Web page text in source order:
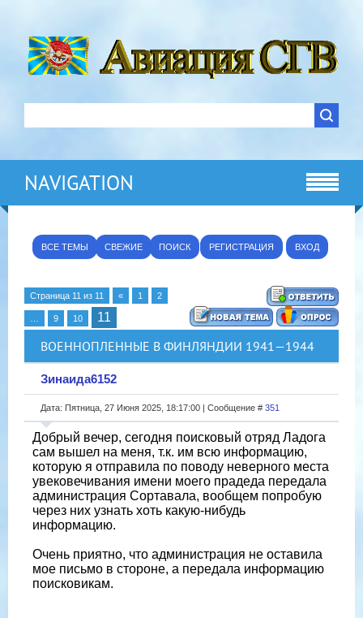
NAVIGATION
ВСЕ ТЕМЫ СВЕЖИЕ ПОИСК РЕГИСТРАЦИЯ ВХОД
Страница 11 из 11 « 1 2
9 10 11
ВОЕННОПЛЕННЫЕ В ФИНЛЯНДИИ 1941—1944
Зинаида6152
Дата: Пятница, 27 Июня 2025, 18:17:00 | Сообщение # 351
Добрый вечер, сегодня поисковый отряд Ладога
сам вышел на меня, т.к. им всю информацию,
которую я отправила по поводу неверного места
увековечивания имени моего прадеда передала
администрация Сортавала, вообщем попробую
через них узнать хоть какую-нибудь
информацию.
Очень приятно, что администрация не оставила
мое письмо в стороне, а передала информацию
поисковикам.